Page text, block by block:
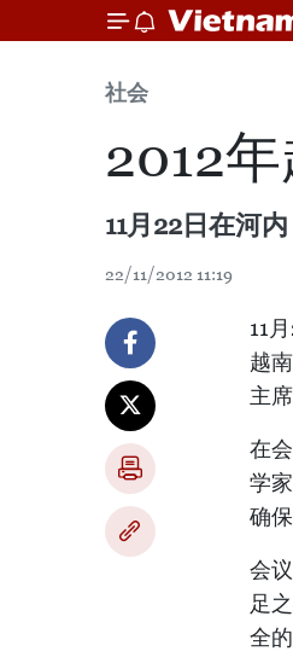
社会
2012
11月22日在河
22/11/2012 11:19
11
越
主
在
学
确
会
足
全